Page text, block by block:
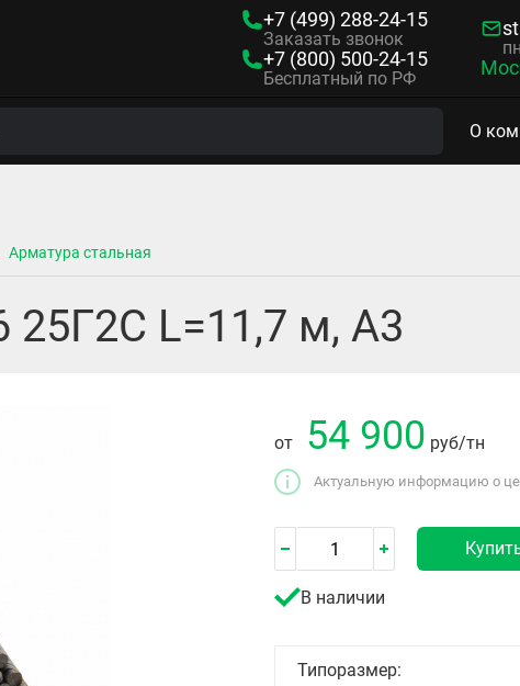
+7 (499) 288-24-15
Заказать звонок
+7 (800) 500-24-15
Бесплатный по РФ
О
Арматура стальная
25Г2С L=11,7 м, А3
от 54 900 руб/тн
Актуальную информацию о
В наличии
Типоразмер: